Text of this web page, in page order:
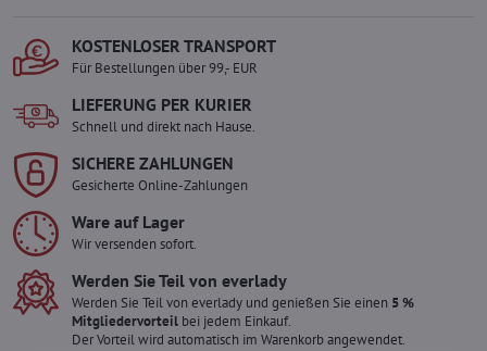
KOSTENLOSER TRANSPORT
Für Bestellungen über 99,- EUR
LIEFERUNG PER KURIER
Schnell und direkt nach Hause.
SICHERE ZAHLUNGEN
Gesicherte Online-Zahlungen
Ware auf Lager
Wir versenden sofort.
Werden Sie Teil von everlady
Werden Sie Teil von everlady und genießen Sie einen 5 %
Mitgliedervorteil bei jedem Einkauf.
Der Vorteil wird automatisch im Warenkorb angewendet.